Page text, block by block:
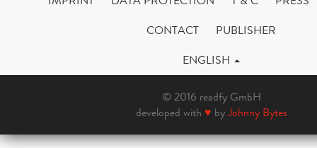
CONTACT
PUBLISHER
ENGLISH
© 2016 readfy GmbH
developed with ♥ byJohnny Bytes